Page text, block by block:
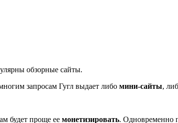
обзорные сайты.
запросам Гугл выдает либо мини-сайты,
будет проще ее монетизировать. Одновременно